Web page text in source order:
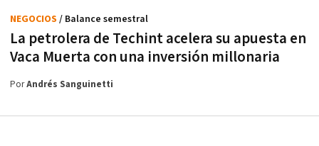
La petrolera de Techint acelera su apuesta en
Vaca Muerta con una inversión millonaria
NEGOCIOS / Balance semestral
PorAndrés Sanguinetti